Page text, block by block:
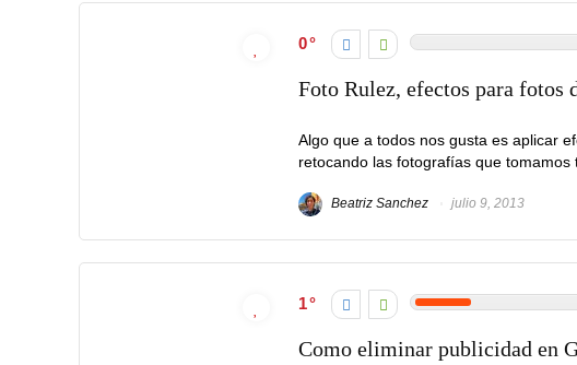
0
Foto Rulez, efectos para fotos
Algo que a todos nos gusta es aplicar
retocando las fotografías que tomamos
Beatriz Sanchez julio 9, 2013
1
Como eliminar publicidad en